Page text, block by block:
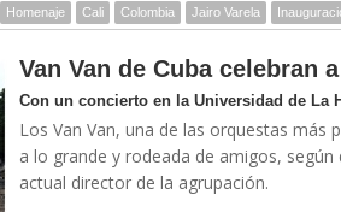
Homenaje Cali Colombia Jairo Varela
Van Van de Cuba celebran
Con un concierto en la Universidad de La
Los Van Van, una de las orquestas más
a lo grande y rodeada de amigos,
actual director de la agrupación.